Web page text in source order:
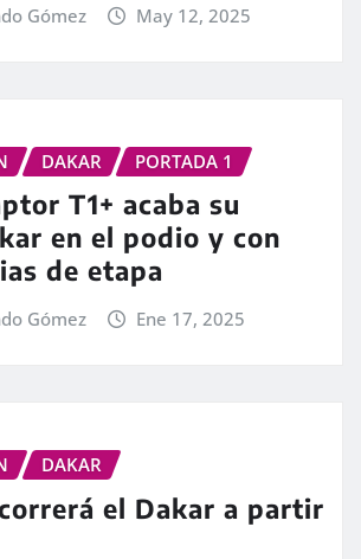
Gómez May 12, 2025
DAKAR PORTADA 1
T1+ acaba su
en el podio y con
de etapa
Gómez Ene 17, 2025
DAKAR
el Dakar a partir